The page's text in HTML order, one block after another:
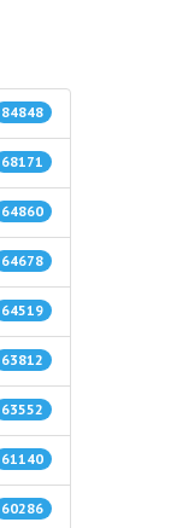
84848
68171
64860
64678
64519
63812
63552
61140
60286